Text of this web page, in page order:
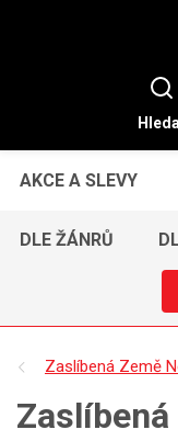
AKCE A SLEVY
DLE ŽÁNRŮ
Zaslíbená Země